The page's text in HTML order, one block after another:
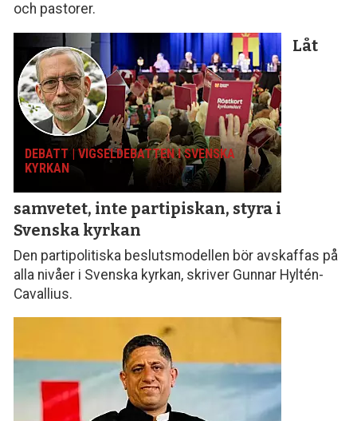
och pastorer.
DEBATT | VIGSELDEBATTEN I SVENSKA
KYRKAN
Låt
samvetet, inte parti­piskan, styra i
Svenska kyrkan
Den partipolitiska beslutsmodellen bör avskaffas på
alla nivåer i Svenska kyrkan, skriver Gunnar Hyltén-
Cavallius.